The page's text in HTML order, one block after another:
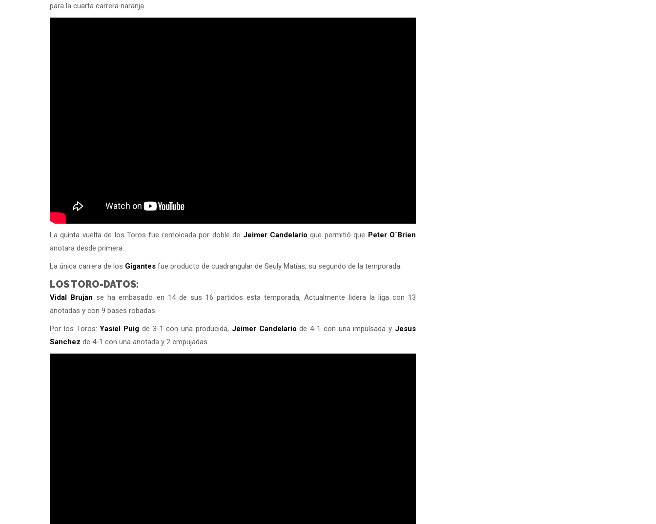
para la cuarta carrera naranja.
La quinta vuelta de los Toros fue remolcada por doble de Jeimer Candelario que permitió que Peter O´Brien
anotara desde primera.
La única carrera de los Gigantes fue producto de cuadrangular de Seuly Matías, su segundo de la temporada.
LOS TORO-DATOS:
Vidal Brujan se ha embasado en 14 de sus 16 partidos esta temporada, Actualmente lidera la liga con 13
anotadas y con 9 bases robadas.
Por los Toros:Yasiel Puig de 3-1 con una producida, Jeimer Candelario de 4-1 con una impulsada y Jesus
Sanchez de 4-1 con una anotada y 2 empujadas.